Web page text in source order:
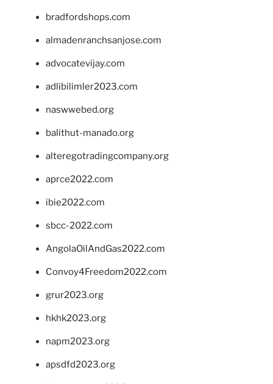
bradfordshops.com
almadenranchsanjose.com
advocatevijay.com
adlibilimler2023.com
naswwebed.org
balithut-manado.org
alteregotradingcompany.org
aprce2022.com
ibie2022.com
sbcc-2022.com
AngolaOilAndGas2022.com
Convoy4Freedom2022.com
grur2023.org
hkhk2023.org
napm2023.org
apsdfd2023.org